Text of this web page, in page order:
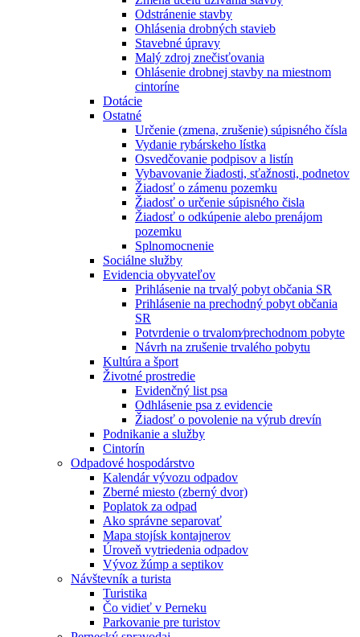
Odstránenie stavby
Ohlásenia drobných stavieb
Stavebné úpravy
Malý zdroj znečisťovania
Ohlásenie drobnej stavby na miestnom
cintoríne
Dotácie
Ostatné
Určenie (zmena, zrušenie) súpisného čísla
Vydanie rybárskeho lístka
Osvedčovanie podpisov a listín
Vybavovanie žiadosti, sťažnosti, podnetov
Žiadosť o zámenu pozemku
Žiadosť o určenie súpisného čisla
Žiadosť o odkúpenie alebo prenájom
pozemku
Splnomocnenie
Sociálne služby
Evidencia obyvateľov
Prihlásenie na trvalý pobyt občania SR
Prihlásenie na prechodný pobyt občania
SR
Potvrdenie o trvalom⁄prechodnom pobyte
Návrh na zrušenie trvalého pobytu
Kultúra a šport
Životné prostredie
Evidenčný list psa
Odhlásenie psa z evidencie
Žiadosť o povolenie na výrub drevín
Podnikanie a služby
Cintorín
Odpadové hospodárstvo
Kalendár vývozu odpadov
Zberné miesto (zberný dvor)
Poplatok za odpad
Ako správne separovať
Mapa stojísk kontajnerov
Úroveň vytriedenia odpadov
Vývoz žúmp a septikov
Návštevník a turista
Turistika
Čo vidieť v Perneku
Parkovanie pre turistov